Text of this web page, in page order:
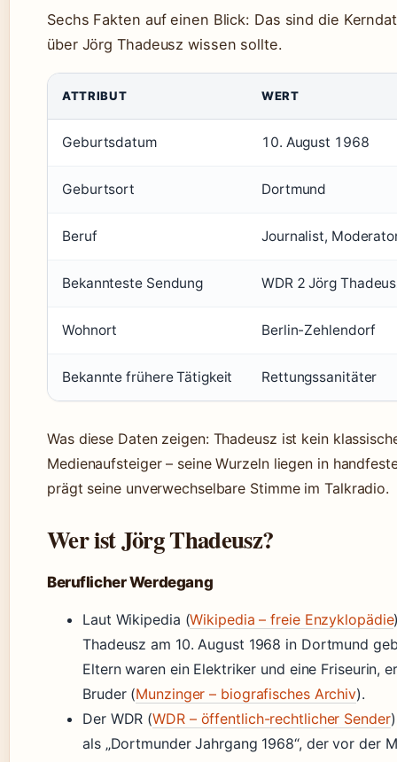
Sechs Fakten auf einen Blick: Das sind die
über Jörg Thadeusz wissen sollte.
ATTRIBUT WERT
Geburtsdatum 10. August 1968
Geburtsort Dortmund
Beruf Journalist,
Bekannteste Sendung WDR 2 Jörg
Wohnort Berlin-Zehlendorf
Bekannte frühere Tätigkeit Rettungssanitäter
Was diese Daten zeigen: Thadeusz ist kein
Medienaufsteiger – seine Wurzeln liegen in
prägt seine unverwechselbare Stimme im Talkradio.
Wer ist Jörg Thadeusz?
Beruflicher Werdegang
Laut Wikipedia (Wikipedia – freie Enzyklopädie
Thadeusz am 10. August 1968 in Dortmund
Eltern waren ein Elektriker und eine Friseurin,
Bruder (Munzinger – biografisches Archiv).
Der WDR (WDR – öffentlich-rechtlicher Sender
als „Dortmunder Jahrgang 1968“, der vor der